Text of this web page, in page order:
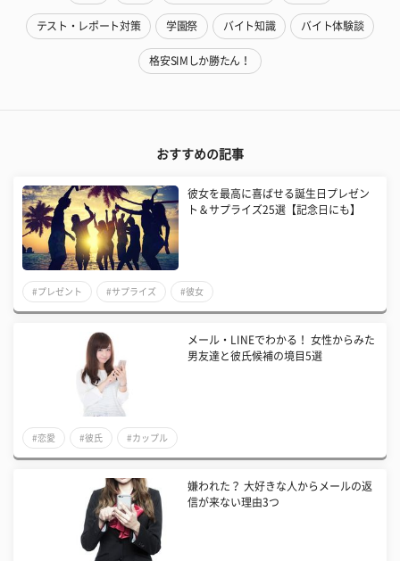
テスト・レポート対策 学園祭 バイト知識 バイト体験談
格安SIMしか勝たん！
おすすめの記事
彼女を最高に喜ばせる誕生日プレゼン
ト＆サプライズ25選【記念日にも】
#プレゼント #サプライズ #彼女
メール・LINEでわかる！ 女性からみた
男友達と彼氏候補の境目5選
#恋愛 #彼氏 #カップル
嫌われた？ 大好きな人からメールの返
信が来ない理由3つ